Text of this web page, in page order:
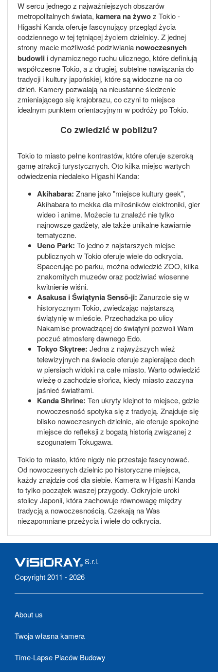
W sercu jednego z najważniejszych obszarów
metropolitalnych świata, kamera na żywoz Tokio -
Higashi Kanda oferuje fascynujący przegląd życia
codziennego w tej tętniącej życiem dzielnicy. Z jednej
strony macie możliwość podziwiania nowoczesnych
budowli i dynamicznego ruchu ulicznego, które definiują
współczesne Tokio, a z drugiej, subtelne nawiązania do
tradycji i kultury japońskiej, które są widoczne na co
dzień. Kamery pozwalają na nieustanne śledzenie
zmieniającego się krajobrazu, co czyni to miejsce
idealnym punktem orientacyjnym w podróży po Tokio.
Co zwiedzić w pobliżu?
Tokio to miasto pełne kontrastów, które oferuje szeroką
gamę atrakcji turystycznych. Oto kilka miejsc wartych
odwiedzenia niedaleko Higashi Kanda:
Akihabara: Znane jako "miejsce kultury geek",
Akihabara to mekka dla miłośników elektroniki, gier
wideo i anime. Możecie tu znaleźć nie tylko
najnowsze gadżety, ale także unikalne kawiarnie
tematyczne.
Ueno Park: To jedno z najstarszych miejsc
publicznych w Tokio oferuje wiele do odkrycia.
Spacerując po parku, można odwiedzić ZOO, kilka
znakomitych muzeów oraz podziwiać wiosenne
kwitnienie wiśni.
Asakusa i Świątynia Sensō-ji: Zanurzcie się w
historycznym Tokio, zwiedzając najstarszą
świątynię w mieście. Przechadzka po ulicy
Nakamise prowadzącej do świątyni pozwoli Wam
poczuć atmosferę dawnego Edo.
Tokyo Skytree: Jedna z najwyższych wież
telewizyjnych na świecie oferuje zapierające dech
w piersiach widoki na całe miasto. Warto odwiedzić
wieżę o zachodzie słońca, kiedy miasto zaczyna
jaśnieć światłami.
Kanda Shrine: Ten ukryty klejnot to miejsce, gdzie
nowoczesność spotyka się z tradycją. Znajduje się
blisko nowoczesnych dzielnic, ale oferuje spokojne
miejsce do refleksji z bogatą historią związanej z
szogunatem Tokugawa.
Tokio to miasto, które nigdy nie przestaje fascynować.
Od nowoczesnych dzielnic po historyczne miejsca,
każdy znajdzie coś dla siebie. Kamera w Higashi Kanda
to tylko początek waszej przygody. Odkryjcie uroki
stolicy Japonii, która zachowuje równowagę między
tradycją a nowoczesnością. Czekają na Was
niezapomniane przeżycia i wiele do odkrycia.
S.r.l.
Copyright 2011 - 2026
About us
Twoja własna kamera
Time-Lapse Placów Budowy